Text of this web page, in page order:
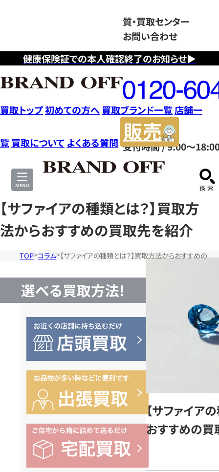
健康保険証での本人確認終了のお知らせ▶
質・買取センター
お問い合わせ
フ
リ
ー
ダ
イ
ヤ
ル
0120604117
受付時間 / 9:00～
買取トップ初めての方へ 買取ブランド一覧店舗一
覧 買取について よくある質問
サ
【サファイアの種類とは？】買取方
法からおすすめの買取先を紹介
TOP コラム 【サファイアの種類とは？】買取方法からおすすめの買
選べる買取方法!
【サファイア
おすすめの